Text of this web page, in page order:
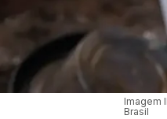
Imagem
Brasil